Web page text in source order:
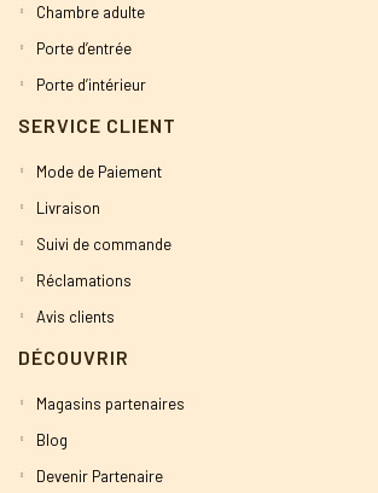
Chambre adulte
Porte d’entrée
Porte d’intérieur
SERVICE CLIENT
Mode de Paiement
Livraison
Suivi de commande
Réclamations
Avis clients
DÉCOUVRIR
Magasins partenaires
Blog
Devenir Partenaire